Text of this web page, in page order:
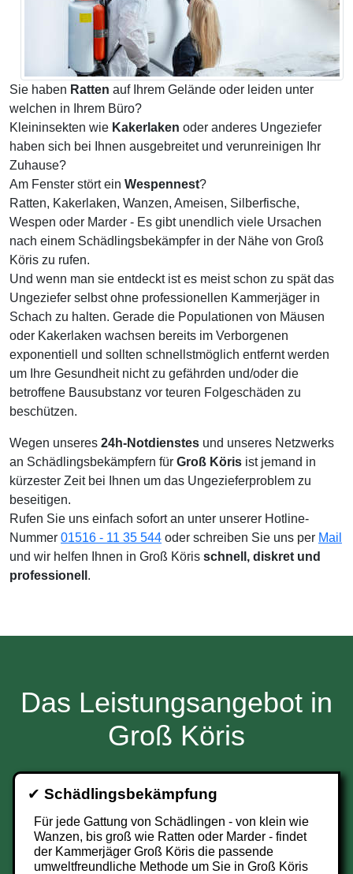
Sie haben Ratten auf Ihrem Gelände oder leiden unter
welchen in Ihrem Büro?
Kleininsekten wie Kakerlaken oder anderes Ungeziefer
haben sich bei Ihnen ausgebreitet und verunreinigen Ihr
Zuhause?
Am Fenster stört ein Wespennest?
Ratten, Kakerlaken, Wanzen, Ameisen, Silberfische,
Wespen oder Marder - Es gibt unendlich viele Ursachen
nach einem Schädlingsbekämpfer in der Nähe von Groß
Köris zu rufen.
Und wenn man sie entdeckt ist es meist schon zu spät das
Ungeziefer selbst ohne professionellen Kammerjäger in
Schach zu halten. Gerade die Populationen von Mäusen
oder Kakerlaken wachsen bereits im Verborgenen
exponentiell und sollten schnellstmöglich entfernt werden
um Ihre Gesundheit nicht zu gefährden und/oder die
betroffene Bausubstanz vor teuren Folgeschäden zu
beschützen.
Wegen unseres 24h-Notdienstes und unseres Netzwerks
an Schädlingsbekämpfern für Groß Köris ist jemand in
kürzester Zeit bei Ihnen um das Ungezieferproblem zu
beseitigen.
Rufen Sie uns einfach sofort an unter unserer Hotline-
Nummer 01516 - 11 35 544 oder schreiben Sie uns per Mail
und wir helfen Ihnen in Groß Köris schnell, diskret und
professionell .
Das Leistungsangebot in
Groß Köris
✔ Schädlingsbekämpfung
Für jede Gattung von Schädlingen - von klein wie
Wanzen, bis groß wie Ratten oder Marder - findet
der Kammerjäger Groß Köris die passende
umweltfreundliche Methode um Sie in Groß Köris